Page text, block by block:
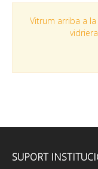
Vitrum arriba a
SUPORT